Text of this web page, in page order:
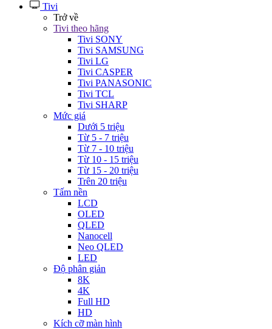
Tivi
Trở về
Tivi theo hãng
Tivi SONY
Tivi SAMSUNG
Tivi LG
Tivi CASPER
Tivi PANASONIC
Tivi TCL
Tivi SHARP
Mức giá
Dưới 5 triệu
Từ 5 - 7 triệu
Từ 7 - 10 triệu
Từ 10 - 15 triệu
Từ 15 - 20 triệu
Trên 20 triệu
Tấm nền
LCD
OLED
QLED
Nanocell
Neo QLED
LED
Độ phân giản
8K
4K
Full HD
HD
Kích cỡ màn hình